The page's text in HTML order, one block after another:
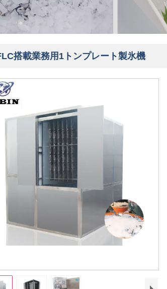
搭載業務用1トンプレート製氷機